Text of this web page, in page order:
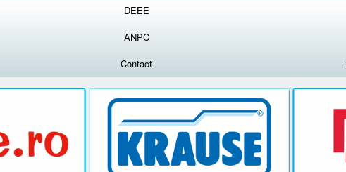
DEEE
ANPC
Contact